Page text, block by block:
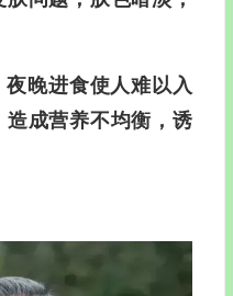
晚进食使人难以入
造成营养不均衡，诱